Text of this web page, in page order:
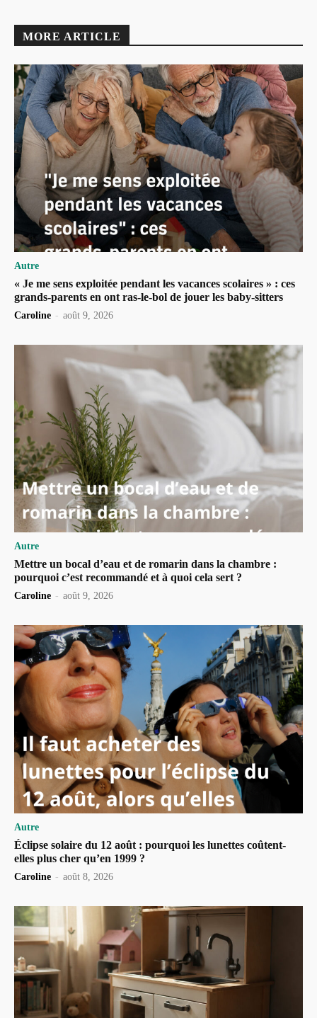
MORE ARTICLE
Autre
« Je me sens exploitée pendant les vacances scolaires » : ces
grands-parents en ont ras-le-bol de jouer les baby-sitters
Caroline - août 9, 2026
Autre
Mettre un bocal d’eau et de romarin dans la chambre :
pourquoi c’est recommandé et à quoi cela sert ?
Caroline - août 9, 2026
Autre
Éclipse solaire du 12 août : pourquoi les lunettes coûtent-
elles plus cher qu’en 1999 ?
Caroline - août 8, 2026